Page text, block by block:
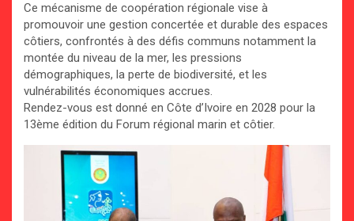
Ce mécanisme de coopération régionale vise à
promouvoir une gestion concertée et durable des espaces
côtiers, confrontés à des défis communs notamment la
montée du niveau de la mer, les pressions
démographiques, la perte de biodiversité, et les
vulnérabilités économiques accrues.
Rendez-vous est donné en Côte d’Ivoire en 2028 pour la
13ème édition du Forum régional marin et côtier.